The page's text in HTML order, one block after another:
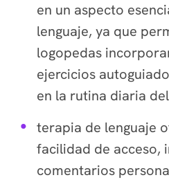
en un aspecto
lenguaje, ya que
logopedas
ejercicios
en la rutina diaria
terapia de lenguaje
facilidad de acceso,
comentarios